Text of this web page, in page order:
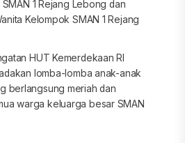
1 Rejang Lebong dan
Kelompok SMAN 1 Rejang
HUT Kemerdekaan RI
lomba-lomba anak-anak
berlangsung meriah dan
warga keluarga besar SMAN